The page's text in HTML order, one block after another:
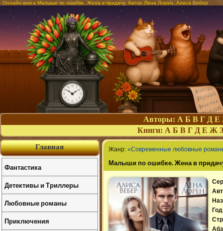
Онлайн книга Малыши по ошибке. Жена в придачу. Автор Лена Лорен, Алиса Вебер
Авторы: А Б В Г Д Е
Книги: А Б В Г Д Е Ж З
Жанр: «Современные любовные
Малыши по ошибке. Жена в
Главная
Фантастика
Детективы и Триллеры
Любовные романы
Приключения